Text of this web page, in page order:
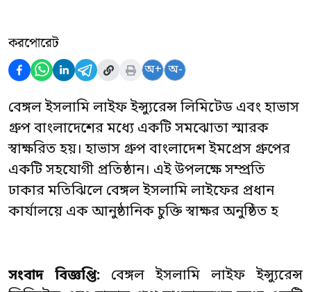
করপোরেট
অ+ অ-
বেঙ্গল ইসলামি লাইফ ইন্স্যুরেন্স লিমিটেড এবং হাভাস
গ্রুপ বাংলাদেশের মধ্যে একটি সমঝোতা স্মারক
স্বাক্ষরিত হয়। হাভাস গ্রুপ বাংলাদেশ ইমপ্রেস গ্রুপের
একটি সহযোগী প্রতিষ্ঠান। এই উপলক্ষে সম্প্রতি
ঢাকার মতিঝিলে বেঙ্গল ইসলামি লাইফের প্রধান
কার্যালয়ে এক আনুষ্ঠানিক চুক্তি স্বাক্ষর অনুষ্ঠিত হ
সংবাদ বিজ্ঞপ্তি: বেঙ্গল ইসলামি লাইফ ইন্স্যুরেন্স